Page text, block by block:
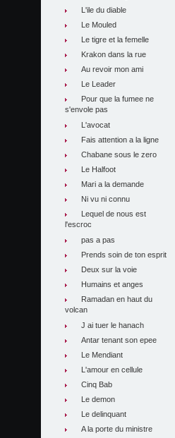
L'ile du diable
Le Mouled
Le tigre et la femelle
Krakon dans la rue
Au revoir mon ami
Le Leader
Pour que la fumee ne
s'envole pas
L'avocat
Fais attention a la ligne
Chabane sous le zero
Le Halfoot
Mari a la demande
Ni vu ni connu
Lequel de nous est
l'escroc
pas a pas
Prends soin de ton esprit
Deux sur la voie
Humains et anges
Ramadan en haut du
volcan
J ai tuer le hanach
Antar tenant son epee
Le Mendiant
L'amour en cellule
Cinq Bab
Le demon
Le delinquant
A la porte du ministre